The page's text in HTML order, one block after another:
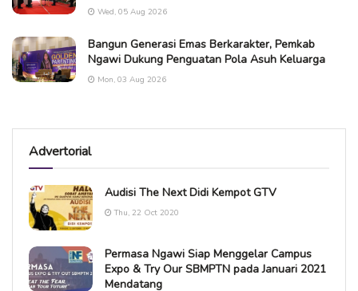
Wed, 05 Aug 2026
Bangun Generasi Emas Berkarakter, Pemkab
Ngawi Dukung Penguatan Pola Asuh Keluarga
Mon, 03 Aug 2026
Advertorial
Audisi The Next Didi Kempot GTV
Thu, 22 Oct 2020
Permasa Ngawi Siap Menggelar Campus
Expo & Try Our SBMPTN pada Januari 2021
Mendatang